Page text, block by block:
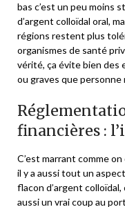
bas c’est un peu moins
d’argent colloïdal oral,
régions restent plus
organismes de santé
vérité, ça évite bien des
ou graves que personne
financières :
C’est marrant comme
il y a aussi tout un
flacon d’argent colloïdal,
aussi un vrai coup au